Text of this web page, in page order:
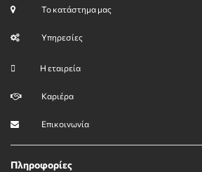
Το κατάστημα μας
Υπηρεσίες
Η εταιρεία
Καριέρα
Επικοινωνία
Πληροφορίες